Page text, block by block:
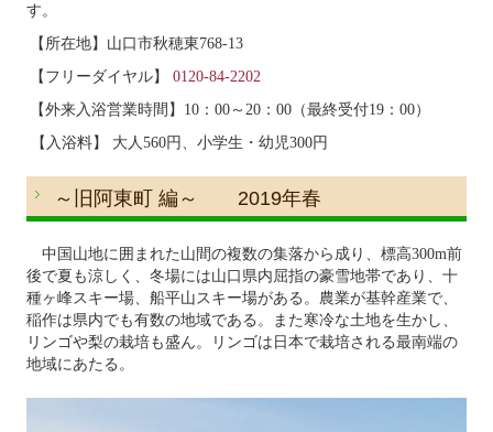
す。
【所在地】山口市秋穂東768-13
【フリーダイヤル】
0120-84-2202
【外来入浴営業時間】 10 ：00 ～20 ：00 （最終受付19 ：00）
【入浴料】 大人560円、小学生・幼児300円
～旧阿東町 編～ 2019年春
中国山地に囲まれた山間の複数の集落から成り、標高300m前
後で夏も涼しく、冬場には山口県内屈指の豪雪地帯であり、十
種ヶ峰スキー場、船平山スキー場がある。農業が基幹産業で、
稲作は県内でも有数の地域である。また寒冷な土地を生かし、
リンゴや梨の栽培も盛ん。リンゴは日本で栽培される最南端の
地域にあたる。